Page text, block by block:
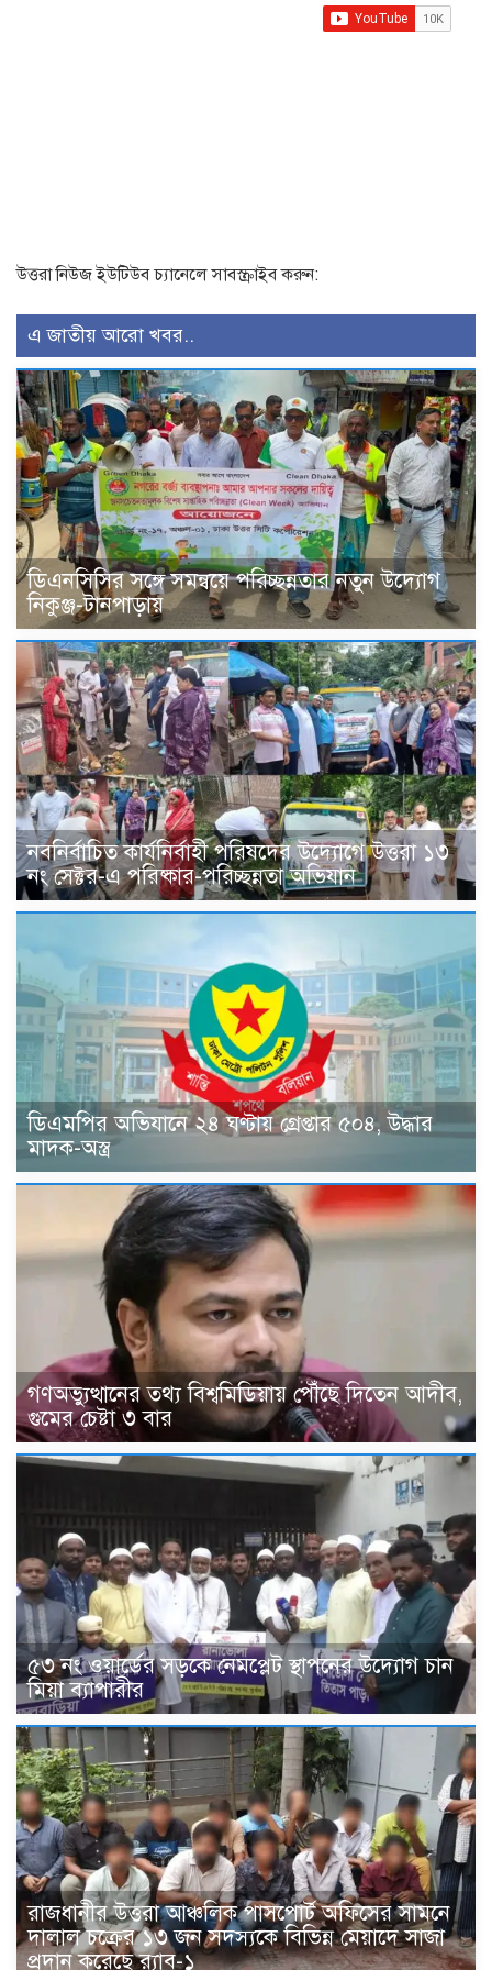
উত্তরা নিউজ ইউটিউব চ্যানেলে সাবস্ক্রাইব করুন:
এ জাতীয় আরো খবর..
ডিএনসিসির সঙ্গে সমন্বয়ে পরিচ্ছন্নতার নতুন উদ্যোগ
নিকুঞ্জ-টানপাড়ায়
নবনির্বাচিত কার্যনির্বাহী পরিষদের উদ্যোগে উত্তরা ১৩
নং সেক্টর-এ পরিষ্কার-পরিচ্ছন্নতা অভিযান
ডিএমপির অভিযানে ২৪ ঘণ্টায় গ্রেপ্তার ৫০৪, উদ্ধার
মাদক-অস্ত্র
গণঅভ্যুত্থানের তথ্য বিশ্বমিডিয়ায় পৌঁছে দিতেন আদীব,
গুমের চেষ্টা ৩ বার
৫৩ নং ওয়ার্ডের সড়কে নেমপ্লেট স্থাপনের উদ্যোগ চান
মিয়া ব্যাপারীর
রাজধানীর উত্তরা আঞ্চলিক পাসপোর্ট অফিসের সামনে
দালাল চক্রের ১৩ জন সদস্যকে বিভিন্ন মেয়াদে সাজা
প্রদান করেছে র‌্যাব-১